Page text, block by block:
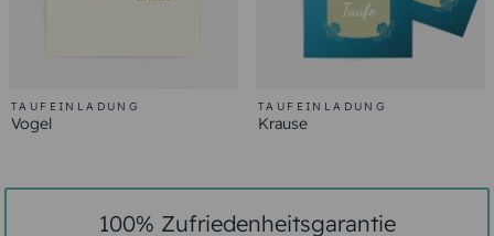
TAUFEINLADUNG
Vogel
TAUFEINLADUNG
Krause
100% Zufriedenheitsgarantie